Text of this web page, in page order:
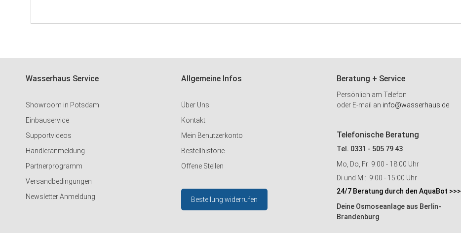
Wasserhaus Service
Showroom in Potsdam
Einbauservice
Supportvideos
Händleranmeldung
Partnerprogramm
Versandbedingungen
Newsletter Anmeldung
Allgemeine Infos
Über Uns
Kontakt
Mein Benutzerkonto
Bestellhistorie
Offene Stellen
Bestellung widerrufen
Beratung + Service
Persönlich am Telefon
oder E-mail an info@wasserhaus.de
Telefonische Beratung
Tel. 0331 - 505 79 43
Mo, Do, Fr: 9:00 - 18:00 Uhr
Di und Mi: 9:00 - 15:00 Uhr
24/7 Beratung durch den AquaBot >>>
Deine Osmoseanlage aus Berlin-
Brandenburg